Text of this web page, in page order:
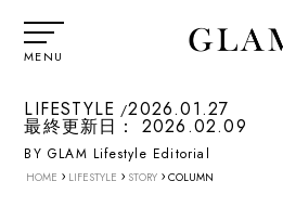
MENU
LIFESTYLE 2026.01.27
最終更新日： 2026.02.09
BY GLAM Lifestyle Editorial
HOME › LIFESTYLE › STORY › COLUMN